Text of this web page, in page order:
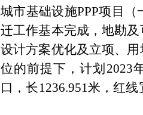
城市基础设施PPP项目（
迁工作基本完成，地勘
设计方案优化及立项、
位的前提下，计划 2023
口，长1236.951米，红线